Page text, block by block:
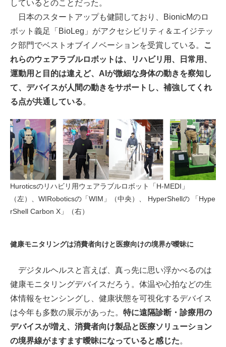
しているとのことだった。
日本のスタートアップも健闘しており、BionicMのロ
ボット義足「BioLeg」がアクセシビリティ＆エイジテッ
ク部門でベストオブイノベーションを受賞している。
こ
れらのウェアラブルロボットは、リハビリ用、日常用、
運動用と目的は違えど、AIが微細な身体の動きを察知し
て、デバイスが人間の動きをサポートし、補強してくれ
る点が共通している。
Huroticsのリハビリ用ウェアラブルロボット「H-MEDI」
（左）、WIRoboticsの「WIM」（中央）、 HyperShellの 「Hype
rShell Carbon X」（右）
健康モニタリングは消費者向けと医療向けの境界が曖昧に
デジタルヘルスと言えば、真っ先に思い浮かべるのは
健康モニタリングデバイスだろう。体温や心拍などの生
体情報をセンシングし、健康状態を可視化するデバイス
は今年も多数の展示があった。 特に遠隔診断・診療用の
デバイスが増え、消費者向け製品と医療ソリューション
の境界線がますます曖昧になっていると感じた。